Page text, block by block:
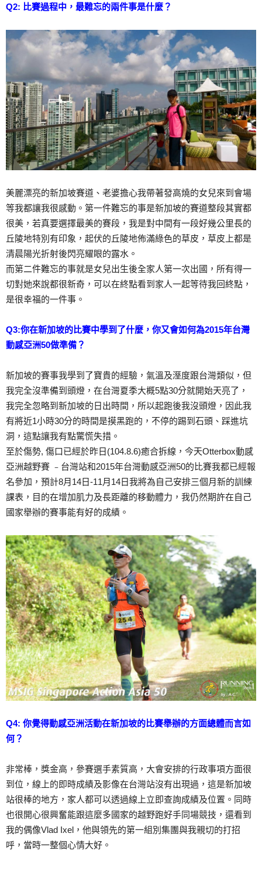
Q2: 比賽過程中，最難忘的兩件事是什麼？
美麗漂亮的新加坡賽道、老婆擔心我帶著發高燒的女兒來到會場
等我都讓我很感動。第一件難忘的事是新加坡的賽道整段其實都
很美，若真要選擇最美的賽段，我是對中間有一段好幾公里長的
丘陵地特別有印象，起伏的丘陵地佈滿綠色的草皮，草皮上都是
清晨陽光折射後閃亮耀眼的露水。
而第二件難忘的事就是女兒出生後全家人第一次出國，所有得一
切對她來說都很新奇，可以在終點看到家人一起等待我回終點，
是很幸福的一件事。
Q3:你在新加坡的比賽中學到了什麼，你又會如何為2015年台灣
動感亞洲50做準備？
新加坡的賽事我學到了寶貴的經驗，氣溫及溼度跟台灣類似，但
我完全沒準備到頭燈，在台灣夏季大概5點30分就開始天亮了，
我完全忽略到新加坡的日出時間，所以起跑後我沒頭燈，因此我
有將近1小時30分的時間是摸黑跑的，不停的踢到石頭、踩進坑
洞，這點讓我有點驚慌失措。
至於傷勢, 傷口已經於昨日(104.8.6)癒合拆線，今天Otterbox動感
亞洲越野賽 ﹣台灣站和2015年台灣動感亞洲50的比賽我都已經報
名參加，預計8月14日-11月14日我將為自己安排三個月新的訓練
課表，目的在增加肌力及長距離的移動體力，我仍然期許在自己
國家舉辦的賽事能有好的成績。
Q4: 你覺得動感亞洲活動在新加坡的比賽舉辦的方面總體而言如
何？
非常棒，獎金高，參賽選手素質高，大會安排的行政事項方面很
到位，線上的即時成績及影像在台灣站沒有出現過，這是新加坡
站很棒的地方，家人都可以透過線上立即查詢成績及位置。同時
也很開心很興奮能跟這麼多國家的越野跑好手同場競技，還看到
我的偶像Vlad Ixel，他與領先的第一組別集團與我親切的打招
呼，當時一整個心情大好。